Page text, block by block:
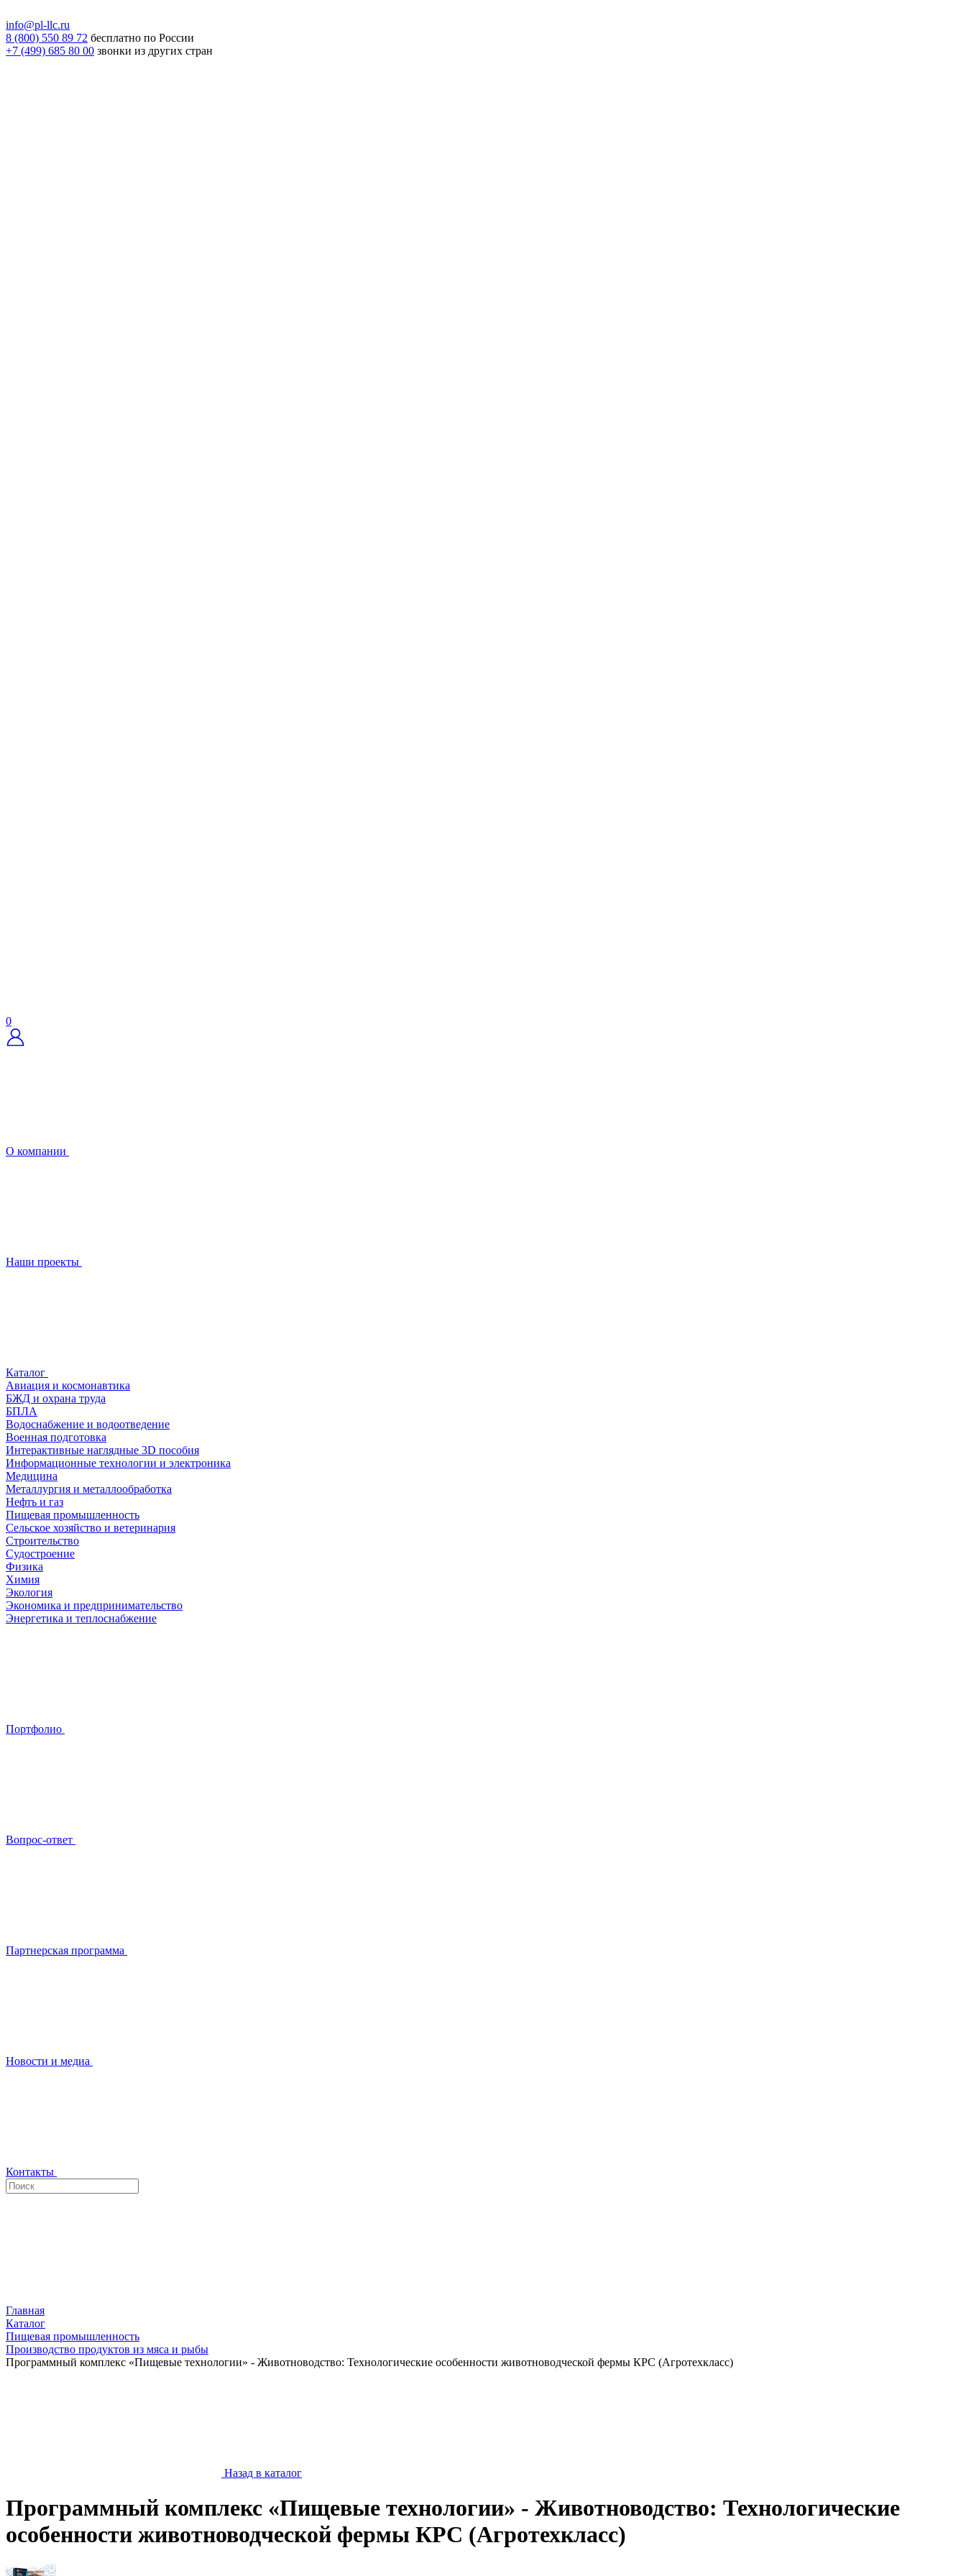
info@pl-llc.ru
8 (800) 550 89 72 бесплатно по России
+7 (499) 685 80 00 звонки из других стран
0
О компании
Наши проекты
Каталог
Авиация и космонавтика
БЖД и охрана труда
БПЛА
Водоснабжение и водоотведение
Военная подготовка
Интерактивные наглядные 3D пособия
Информационные технологии и электроника
Медицина
Металлургия и металлообработка
Нефть и газ
Пищевая промышленность
Сельское хозяйство и ветеринария
Строительство
Судостроение
Физика
Химия
Экология
Экономика и предпринимательство
Энергетика и теплоснабжение
Портфолио
Вопрос-ответ
Партнерская программа
Новости и медиа
Контакты
Главная
Каталог
Пищевая промышленность
Производство продуктов из мяса и рыбы
Программный комплекс «Пищевые технологии» - Животноводство: Технологические особенности животноводческой фермы КРС (Агротехкласс)
Назад в каталог
Программный комплекс «Пищевые технологии» - Животноводство: Технологические
особенности животноводческой фермы КРС (Агротехкласс)